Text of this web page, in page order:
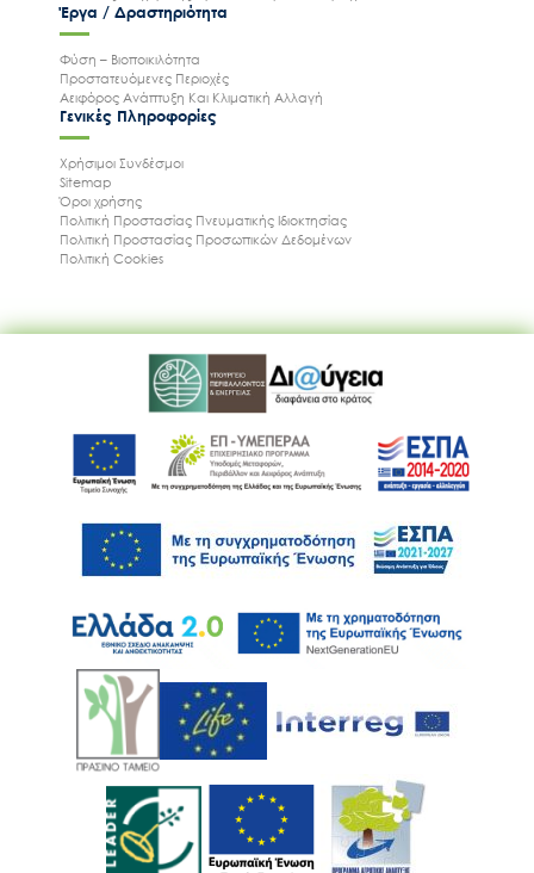
Έργα / Δραστηριότητα
Φύση – Βιοποικιλότητα
Προστατευόμενες Περιοχές
Αειφόρος Ανάπτυξη Και Κλιματική Αλλαγή
Γενικές Πληροφορίες
Χρήσιμοι Συνδέσμοι
Sitemap
Όροι χρήσης
Πολιτική Προστασίας Πνευματικής Ιδιοκτησίας
Πολιτική Προστασίας Προσωπικών Δεδομένων
Πολιτική Cookies